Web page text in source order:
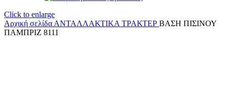
Click to enlarge
Αρχική σελίδα ΑΝΤΑΛΛΑΚΤΙΚΑ ΤΡΑΚΤΕΡ ΒΑΣΗ ΠΙΣΙΝΟΥ
ΠΑΜΠΡΙΖ 8111